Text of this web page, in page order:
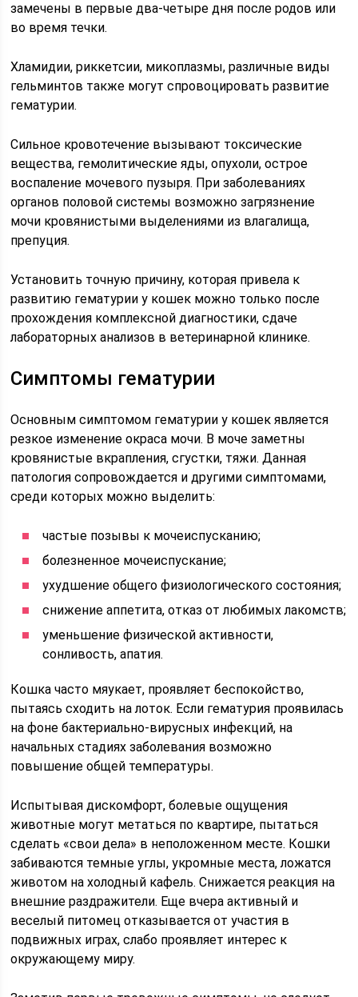
замечены в первые два-четыре дня после родов или
во время течки.
Хламидии, риккетсии, микоплазмы, различные виды
гельминтов также могут спровоцировать развитие
гематурии.
Сильное кровотечение вызывают токсические
вещества, гемолитические яды, опухоли, острое
воспаление мочевого пузыря. При заболеваниях
органов половой системы возможно загрязнение
мочи кровянистыми выделениями из влагалища,
препуция.
Установить точную причину, которая привела к
развитию гематурии у кошек можно только после
прохождения комплексной диагностики, сдаче
лабораторных анализов в ветеринарной клинике.
Симптомы гематурии
Основным симптомом гематурии у кошек является
резкое изменение окраса мочи. В моче заметны
кровянистые вкрапления, сгустки, тяжи. Данная
патология сопровождается и другими симптомами,
среди которых можно выделить:
частые позывы к мочеиспусканию;
болезненное мочеиспускание;
ухудшение общего физиологического состояния;
снижение аппетита, отказ от любимых лакомств;
уменьшение физической активности,
сонливость, апатия.
Кошка часто мяукает, проявляет беспокойство,
пытаясь сходить на лоток. Если гематурия проявилась
на фоне бактериально-вирусных инфекций, на
начальных стадиях заболевания возможно
повышение общей температуры.
Испытывая дискомфорт, болевые ощущения
животные могут метаться по квартире, пытаться
сделать «свои дела» в неположенном месте. Кошки
забиваются темные углы, укромные места, ложатся
животом на холодный кафель. Снижается реакция на
внешние раздражители. Еще вчера активный и
веселый питомец отказывается от участия в
подвижных играх, слабо проявляет интерес к
окружающему миру.